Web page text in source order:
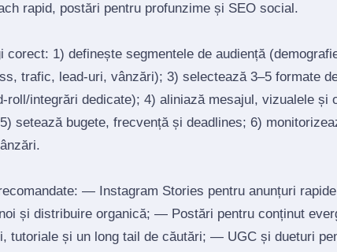
rapid, postări pentru profunzime și SEO social.
corect: 1) definește segmentele de audiență
trafic, lead‑uri, vânzări); 3) selectează 3–5 formate
integrări dedicate); 4) aliniază mesajul, vizualele și
setează bugete, frecvență și deadlines; 6)
— Instagram Stories pentru anunțuri
și distribuire organică; — Postări pentru conținut
tutoriale și un long tail de căutări; — UGC și dueturi